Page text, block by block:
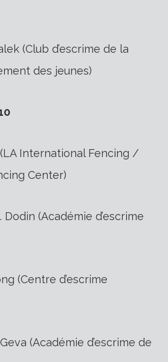
(Club d’escrime de la
des jeunes)
International Fencing /
Center)
(Académie d’escrime
(Centre d’escrime
(Académie d’escrime de